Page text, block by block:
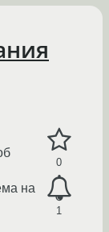
0
1
на